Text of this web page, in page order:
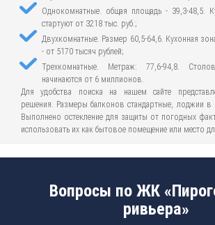
Однокомнатные. общая площадь - 39,3-48,5.
стартуют от 3218 тыс. руб.;
Двухкомнатные. Размер 60,5-64,6. Кухонная
- от 5170 тысяч рублей;
Трехкомнатные. Метраж: 77,6-94,8.
начинаются от 6 миллионов.
Для удобства поиска на нашем сайте
решения. Размеры балконов стандартные, лоджии в
Выполнено остекление для защиты от погодных
использовать их как бытовое помещение или место
Вопросы по ЖК
ривьера»